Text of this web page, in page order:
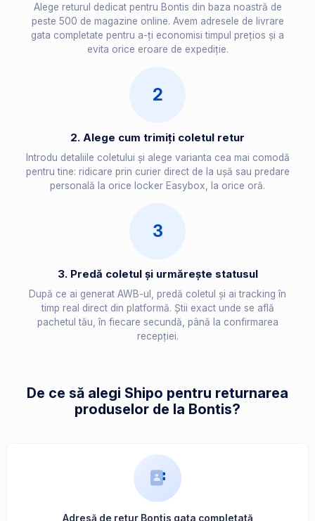
Alege returul dedicat pentru Bontis din baza noastră de
peste 500 de magazine online. Avem adresele de livrare
gata completate pentru a-ți economisi timpul prețios și a
evita orice eroare de expediție.
2
2. Alege cum trimiți coletul retur
Introdu detaliile coletului și alege varianta cea mai comodă
pentru tine: ridicare prin curier direct de la ușă sau predare
personală la orice locker Easybox, la orice oră.
3
3. Predă coletul și urmărește statusul
După ce ai generat AWB-ul, predă coletul și ai tracking în
timp real direct din platformă. Știi exact unde se află
pachetul tău, în fiecare secundă, până la confirmarea
recepției.
De ce să alegi Shipo pentru returnarea
produselor de la Bontis?
Adresă de retur Bontis gata completată